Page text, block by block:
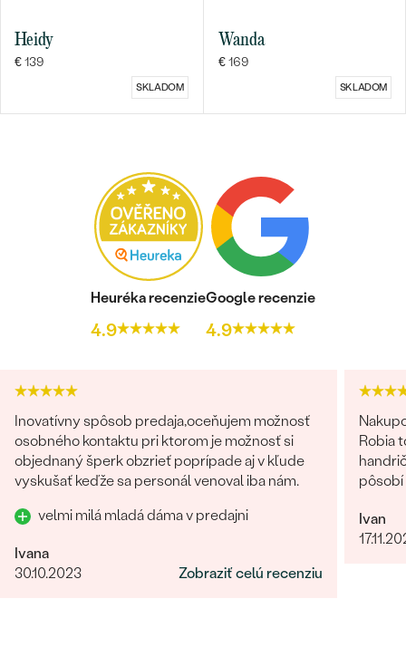
Heidy
€ 139
SKLADOM
Wanda
€ 169
SKLADOM
Heuréka recenzie
4.9
Google recenzie
4.9
Inovatívny spôsob predaja,oceňujem možnosť
osobného kontaktu pri ktorom je možnosť si
objednaný šperk obzrieť poprípade aj v kľude
vyskušať keďže sa personál venoval iba nám.
velmi milá mladá dáma v predajni
Ivana
30.10.2023
Zobraziť celú recenziu
Robia
pôsobí
Ivan